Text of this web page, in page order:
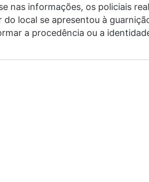
nas informações, os policiais
do local se apresentou à
a procedência ou a